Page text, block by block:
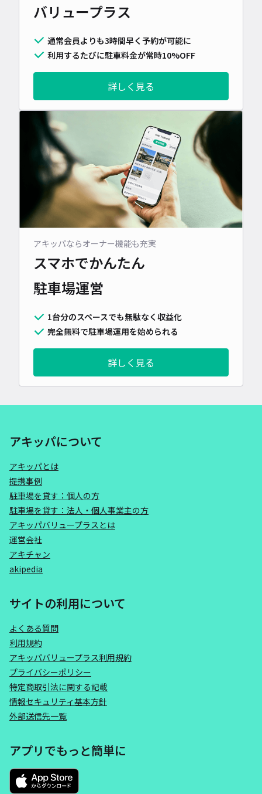
バリュープラス
通常会員よりも3時間早く予約が可能に
利用するたびに駐車料金が常時10%OFF
詳しく見る
アキッパならオーナー機能も充実
スマホでかんたん
駐車場運営
1台分のスペースでも無駄なく収益化
完全無料で駐車場運用を始められる
詳しく見る
アキッパについて
アキッパとは
提携事例
駐車場を貸す：個人の方
駐車場を貸す：法人・個人事業主の方
アキッパバリュープラスとは
運営会社
アキチャン
akipedia
サイトの利用について
よくある質問
利用規約
アキッパバリュープラス利用規約
プライバシーポリシー
特定商取引法に関する記載
情報セキュリティ基本方針
外部送信先一覧
アプリでもっと簡単に